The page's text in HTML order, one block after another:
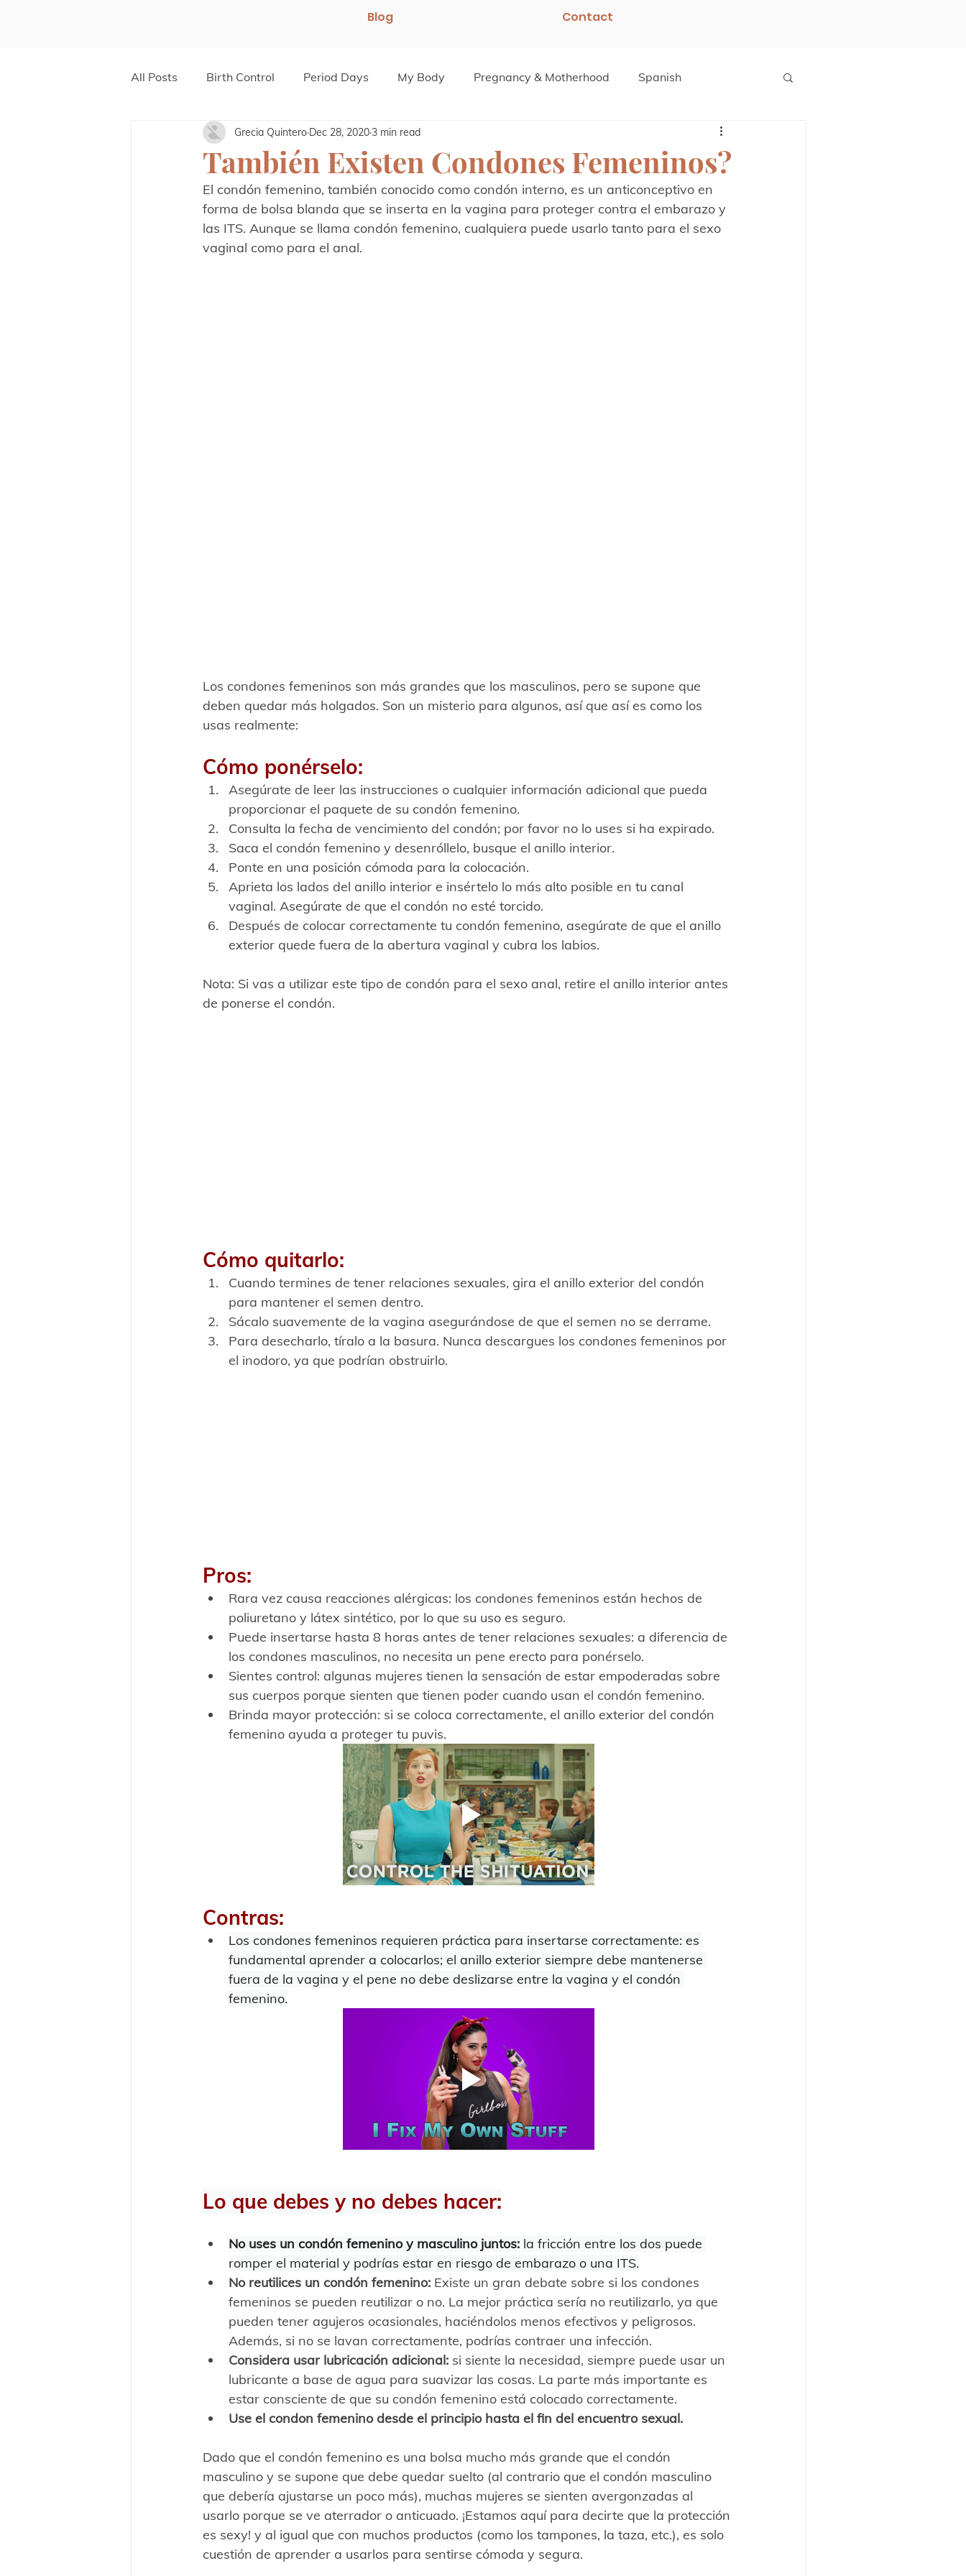
Blog Contact
All Posts Birth Control Period Days My Body Pregnancy & Motherhood Spanish
También Existen Condones Femeninos?
Grecia Quintero Dec 28, 2020 3 min read
El condón femenino, también conocido como condón interno, es un anticonceptivo en
forma de bolsa blanda que se inserta en la vagina para proteger contra el embarazo y
las ITS. Aunque se llama condón femenino, cualquiera puede usarlo tanto para el sexo
vaginal como para el anal.
Los condones femeninos son más grandes que los masculinos, pero se supone que
deben quedar más holgados. Son un misterio para algunos, así que así es como los
usas realmente:
Cómo ponérselo:
Asegúrate de leer las instrucciones o cualquier información adicional que pueda
proporcionar el paquete de su condón femenino.
Consulta la fecha de vencimiento del condón; por favor no lo uses si ha expirado.
Saca el condón femenino y desenróllelo, busque el anillo interior.
Ponte en una posición cómoda para la colocación.
Aprieta los lados del anillo interior e insértelo lo más alto posible en tu canal
vaginal. Asegúrate de que el condón no esté torcido.
Después de colocar correctamente tu condón femenino, asegúrate de que el anillo
exterior quede fuera de la abertura vaginal y cubra los labios.
Nota: Si vas a utilizar este tipo de condón para el sexo anal, retire el anillo interior antes
de ponerse el condón.
Cómo quitarlo:
Cuando termines de tener relaciones sexuales, gira el anillo exterior del condón
para mantener el semen dentro.
Sácalo suavemente de la vagina asegurándose de que el semen no se derrame.
Para desecharlo, tíralo a la basura. Nunca descargues los condones femeninos por
el inodoro, ya que podrían obstruirlo.
Pros:
Rara vez causa reacciones alérgicas: los condones femeninos están hechos de
poliuretano y látex sintético, por lo que su uso es seguro.
Puede insertarse hasta 8 horas antes de tener relaciones sexuales: a diferencia de
los condones masculinos, no necesita un pene erecto para ponérselo.
Sientes control: algunas mujeres tienen la sensación de estar empoderadas sobre
sus cuerpos porque sienten que tienen poder cuando usan el condón femenino.
Brinda mayor protección: si se coloca correctamente, el anillo exterior del condón
femenino ayuda a proteger tu puvis.
Contras:
Los condones femeninos requieren práctica para insertarse correctamente: es
fundamental aprender a colocarlos; el anillo exterior siempre debe mantenerse
fuera de la vagina y el pene no debe deslizarse entre la vagina y el condón
femenino.
Lo que debes y no debes hacer:
No uses un condón femenino y masculino juntos: la fricción entre los dos puede
romper el material y podrías estar en riesgo de embarazo o una ITS.
No reutilices un condón femenino: Existe un gran debate sobre si los condones
femeninos se pueden reutilizar o no. La mejor práctica sería no reutilizarlo, ya que
pueden tener agujeros ocasionales, haciéndolos menos efectivos y peligrosos.
Además, si no se lavan correctamente, podrías contraer una infección.
Considera usar lubricación adicional: si siente la necesidad, siempre puede usar un
lubricante a base de agua para suavizar las cosas. La parte más importante es
estar consciente de que su condón femenino está colocado correctamente.
Use el condon femenino desde el principio hasta el fin del encuentro sexual.
Dado que el condón femenino es una bolsa mucho más grande que el condón
masculino y se supone que debe quedar suelto (al contrario que el condón masculino
que debería ajustarse un poco más), muchas mujeres se sienten avergonzadas al
usarlo porque se ve aterrador o anticuado. ¡Estamos aquí para decirte que la protección
es sexy! y al igual que con muchos productos (como los tampones, la taza, etc.), es solo
cuestión de aprender a usarlos para sentirse cómoda y segura.